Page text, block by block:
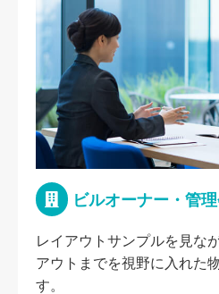
ビルオーナー・管
レイアウトサンプルを見な
アウトまでを視野に入れた
す。